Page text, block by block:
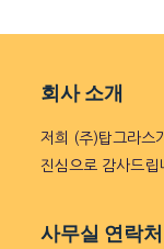
회사 소개
저희 (주)탑그라스
진심으로 감사드립
사무실 연락처